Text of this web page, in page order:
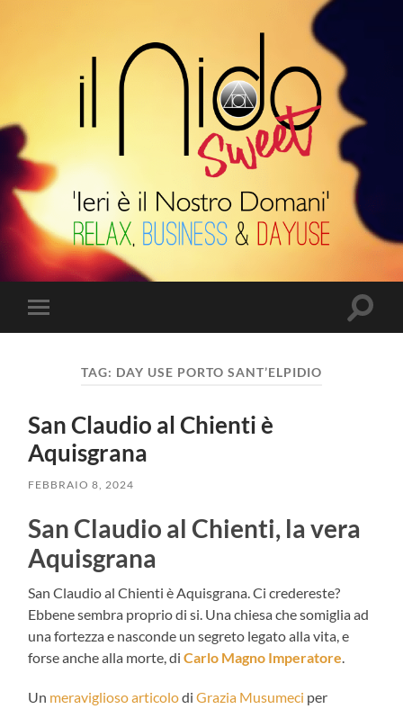
Suite
il
dispositivi
TAG: DAY USE PORTO SANT’ELPIDIO
San Claudio al Chienti è
Aquisgrana
FEBBRAIO 8, 2024
San Claudio al Chienti, la vera
Aquisgrana
San Claudio al Chienti è Aquisgrana. Ci credereste?
Ebbene sembra proprio di si. Una chiesa che somiglia ad
una fortezza e nasconde un segreto legato alla vita, e
forse anche alla morte, diCarlo Magno Imperatore.
Un meraviglioso articolodiGrazia Musumeci per